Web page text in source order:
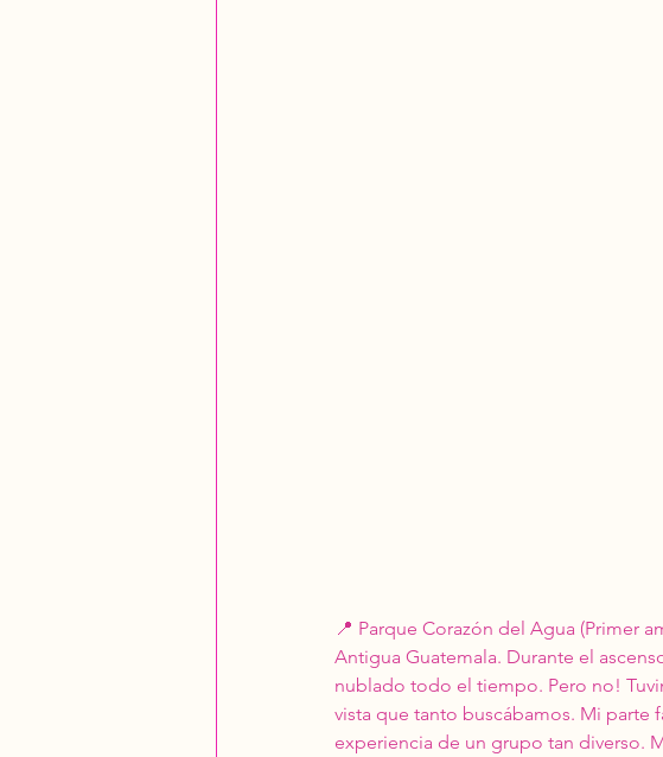
📍 Parque Corazón del Agua (Primer
Antigua Guatemala. Durante el
nublado todo el tiempo. Pero no!
vista que tanto buscábamos. Mi parte
experiencia de un grupo tan diverso.